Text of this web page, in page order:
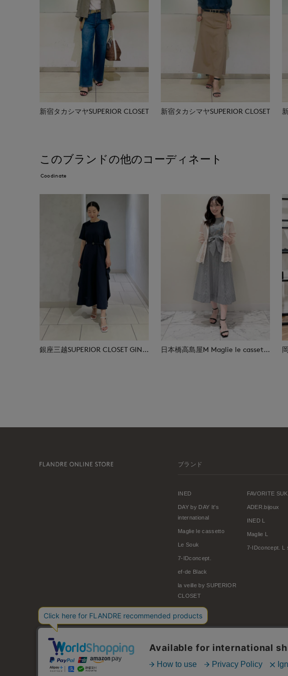
新宿タカシマヤSUPERIOR CLOSET 新宿タカシマヤSUPERIOR CLOSET
このブランドの他のコーディネート
Coodinate
銀座三越SUPERIOR CLOSET GINZA 日本橋高島屋M Maglie le cassetto
ブランド
INED
DAY by DAY It's
international
Maglie le cassetto
Le Souk
7-IDconcept.
ef-de Black
la veille by SUPERIOR
CLOSET
FAVORITE
ADER.bijoux
INED L
Maglie L
7-IDconcept. L
© FLANDRE CO., LTD.